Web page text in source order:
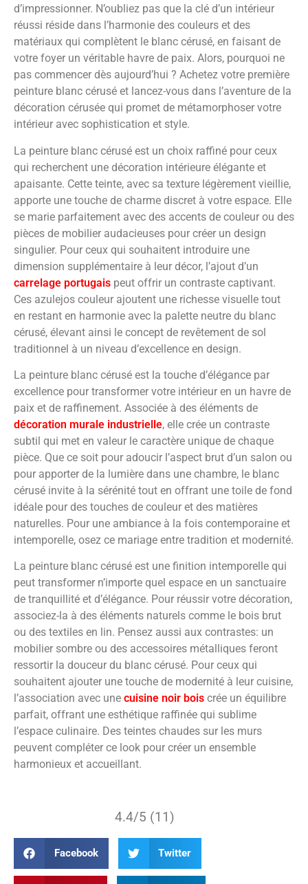
d’impressionner. N’oubliez pas que la clé d’un intérieur
réussi réside dans l’harmonie des couleurs et des
matériaux qui complètent le blanc cérusé, en faisant de
votre foyer un véritable havre de paix. Alors, pourquoi ne
pas commencer dès aujourd’hui ? Achetez votre première
peinture blanc cérusé et lancez-vous dans l’aventure de la
décoration cérusée qui promet de métamorphoser votre
intérieur avec sophistication et style.
La peinture blanc cérusé est un choix raffiné pour ceux
qui recherchent une décoration intérieure élégante et
apaisante. Cette teinte, avec sa texture légèrement vieillie,
apporte une touche de charme discret à votre espace. Elle
se marie parfaitement avec des accents de couleur ou des
pièces de mobilier audacieuses pour créer un design
singulier. Pour ceux qui souhaitent introduire une
dimension supplémentaire à leur décor, l’ajout d’un
carrelage portugais peut offrir un contraste captivant.
Ces azulejos couleur ajoutent une richesse visuelle tout
en restant en harmonie avec la palette neutre du blanc
cérusé, élevant ainsi le concept de revêtement de sol
traditionnel à un niveau d’excellence en design.
La peinture blanc cérusé est la touche d’élégance par
excellence pour transformer votre intérieur en un havre de
paix et de raffinement. Associée à des éléments de
décoration murale industrielle, elle crée un contraste
subtil qui met en valeur le caractère unique de chaque
pièce. Que ce soit pour adoucir l’aspect brut d’un salon ou
pour apporter de la lumière dans une chambre, le blanc
cérusé invite à la sérénité tout en offrant une toile de fond
idéale pour des touches de couleur et des matières
naturelles. Pour une ambiance à la fois contemporaine et
intemporelle, osez ce mariage entre tradition et modernité.
La peinture blanc cérusé est une finition intemporelle qui
peut transformer n’importe quel espace en un sanctuaire
de tranquillité et d’élégance. Pour réussir votre décoration,
associez-la à des éléments naturels comme le bois brut
ou des textiles en lin. Pensez aussi aux contrastes: un
mobilier sombre ou des accessoires métalliques feront
ressortir la douceur du blanc cérusé. Pour ceux qui
souhaitent ajouter une touche de modernité à leur cuisine,
l’association avec une cuisine noir bois crée un équilibre
parfait, offrant une esthétique raffinée qui sublime
l’espace culinaire. Des teintes chaudes sur les murs
peuvent compléter ce look pour créer un ensemble
harmonieux et accueillant.
4.4/5 (11)
Facebook Twitter